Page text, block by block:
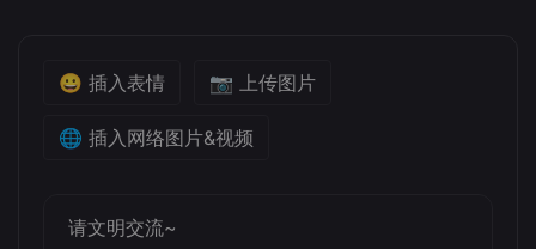
😀 插入表情 📷 上传图片
🌐 插入网络图片&视频